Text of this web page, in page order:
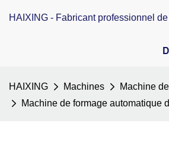
HAIXING - Fabricant professionnel
HAIXING Machines Machine
Machine de formage automatique